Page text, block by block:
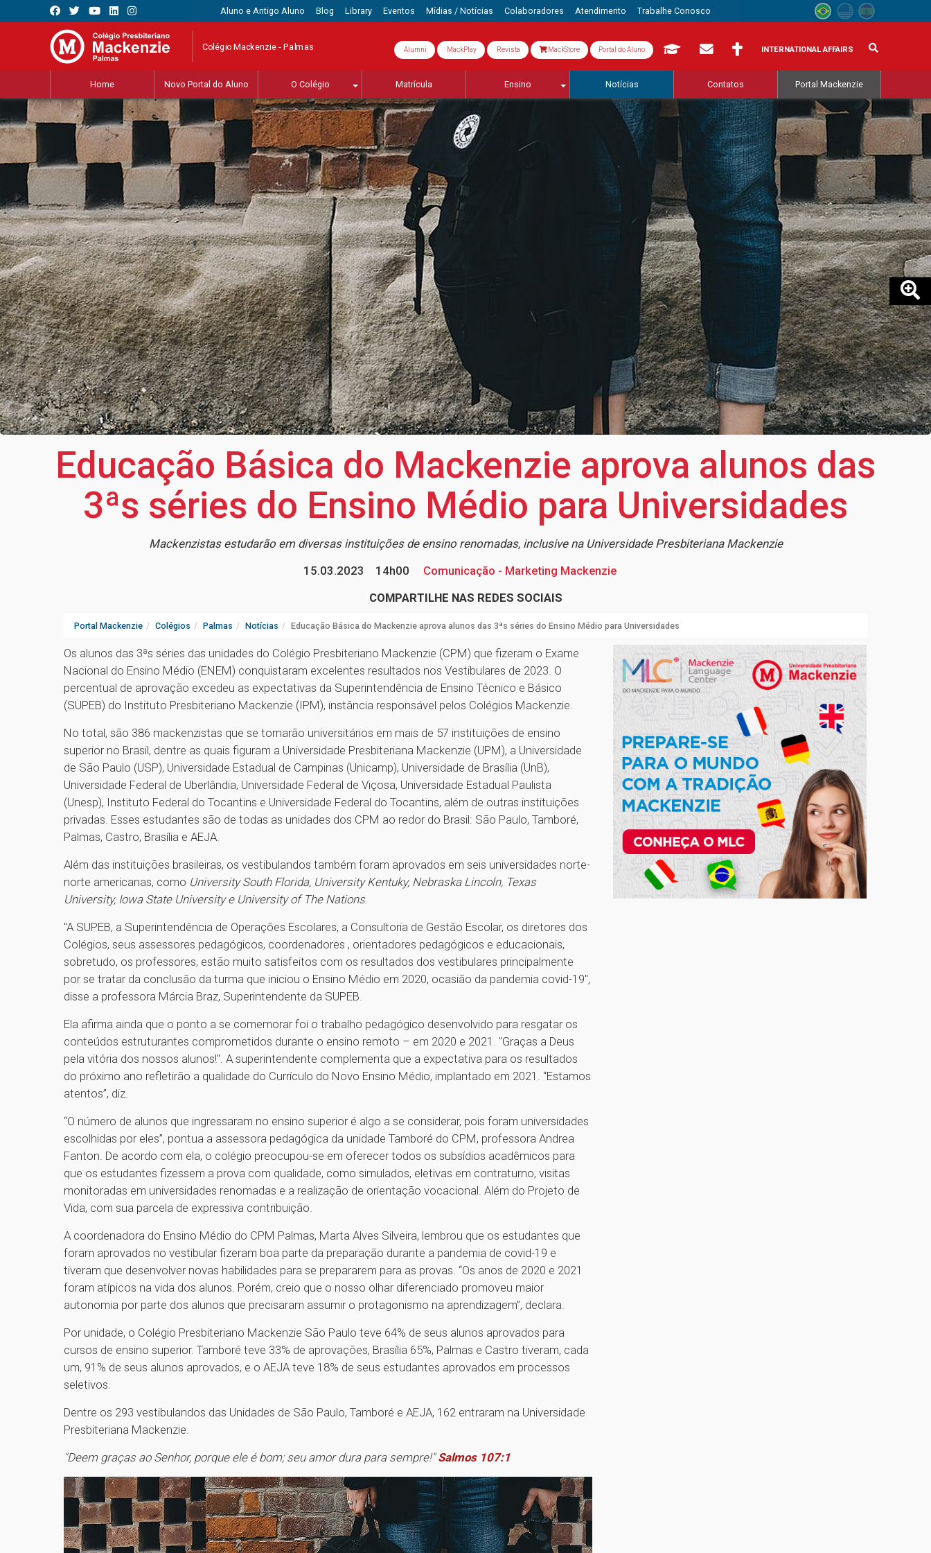
Aluno e Antigo Aluno Blog Library Eventos Mídias / Notícias Colaboradores Atendimento Trabalhe Conosco
Colégio Mackenzie - Palmas Alumni MackPlay Revista MackStore Portal do Aluno INTERNATIONAL AFFAIRS
Home Novo Portal do Aluno O Colégio Matrícula Ensino Notícias Contatos Portal Mackenzie
Educação Básica do Mackenzie aprova alunos das
3ªs séries do Ensino Médio para Universidades
Mackenzistas estudarão em diversas instituições de ensino renomadas, inclusive na Universidade Presbiteriana Mackenzie
15.03.2023
14h00
Comunicação - Marketing Mackenzie
COMPARTILHE NAS REDES SOCIAIS
Portal Mackenzie Colégios Palmas Notícias Educação Básica do Mackenzie aprova alunos das 3ªs séries do Ensino Médio para Universidades
Os alunos das 3ªs séries das unidades do Colégio Presbiteriano Mackenzie (CPM) que fizeram o Exame
Nacional do Ensino Médio (ENEM) conquistaram excelentes resultados nos Vestibulares de 2023. O
percentual de aprovação excedeu as expectativas da Superintendência de Ensino Técnico e Básico
(SUPEB) do Instituto Presbiteriano Mackenzie (IPM), instância responsável pelos Colégios Mackenzie.
No total, são 386 mackenzistas que se tornarão universitários em mais de 57 instituições de ensino
superior no Brasil, dentre as quais figuram a Universidade Presbiteriana Mackenzie (UPM), a Universidade
de São Paulo (USP), Universidade Estadual de Campinas (Unicamp), Universidade de Brasília (UnB),
Universidade Federal de Uberlândia, Universidade Federal de Viçosa, Universidade Estadual Paulista
(Unesp), Instituto Federal do Tocantins e Universidade Federal do Tocantins, além de outras instituições
privadas. Esses estudantes são de todas as unidades dos CPM ao redor do Brasil: São Paulo, Tamboré,
Palmas, Castro, Brasília e AEJA.
Além das instituições brasileiras, os vestibulandos também foram aprovados em seis universidades norte-
norte americanas, como University South Florida, University Kentuky, Nebraska Lincoln, Texas
University, Iowa State University e University of The Nations.
"A SUPEB, a Superintendência de Operações Escolares, a Consultoria de Gestão Escolar, os diretores dos
Colégios, seus assessores pedagógicos, coordenadores , orientadores pedagógicos e educacionais,
sobretudo, os professores, estão muito satisfeitos com os resultados dos vestibulares principalmente
por se tratar da conclusão da turma que iniciou o Ensino Médio em 2020, ocasião da pandemia covid-19",
disse a professora Márcia Braz, Superintendente da SUPEB.
Ela afirma ainda que o ponto a se comemorar foi o trabalho pedagógico desenvolvido para resgatar os
conteúdos estruturantes comprometidos durante o ensino remoto – em 2020 e 2021. "Graças a Deus
pela vitória dos nossos alunos!". A superintendente complementa que a expectativa para os resultados
do próximo ano refletirão a qualidade do Currículo do Novo Ensino Médio, implantado em 2021. “Estamos
atentos”, diz.
“O número de alunos que ingressaram no ensino superior é algo a se considerar, pois foram universidades
escolhidas por eles”, pontua a assessora pedagógica da unidade Tamboré do CPM, professora Andrea
Fanton. De acordo com ela, o colégio preocupou-se em oferecer todos os subsídios acadêmicos para
que os estudantes fizessem a prova com qualidade, como simulados, eletivas em contraturno, visitas
monitoradas em universidades renomadas e a realização de orientação vocacional. Além do Projeto de
Vida, com sua parcela de expressiva contribuição.
A coordenadora do Ensino Médio do CPM Palmas, Marta Alves Silveira, lembrou que os estudantes que
foram aprovados no vestibular fizeram boa parte da preparação durante a pandemia de covid-19 e
tiveram que desenvolver novas habilidades para se prepararem para as provas. “Os anos de 2020 e 2021
foram atípicos na vida dos alunos. Porém, creio que o nosso olhar diferenciado promoveu maior
autonomia por parte dos alunos que precisaram assumir o protagonismo na aprendizagem”, declara.
Por unidade, o Colégio Presbiteriano Mackenzie São Paulo teve 64% de seus alunos aprovados para
cursos de ensino superior. Tamboré teve 33% de aprovações, Brasília 65%, Palmas e Castro tiveram, cada
um, 91% de seus alunos aprovados, e o AEJA teve 18% de seus estudantes aprovados em processos
seletivos.
Dentre os 293 vestibulandos das Unidades de São Paulo, Tamboré e AEJA, 162 entraram na Universidade
Presbiteriana Mackenzie.
"Deem graças ao Senhor, porque ele é bom; seu amor dura para sempre!"Salmos 107:1